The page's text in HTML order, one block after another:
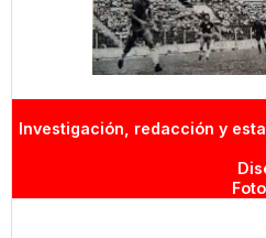
Investigación, redacción y